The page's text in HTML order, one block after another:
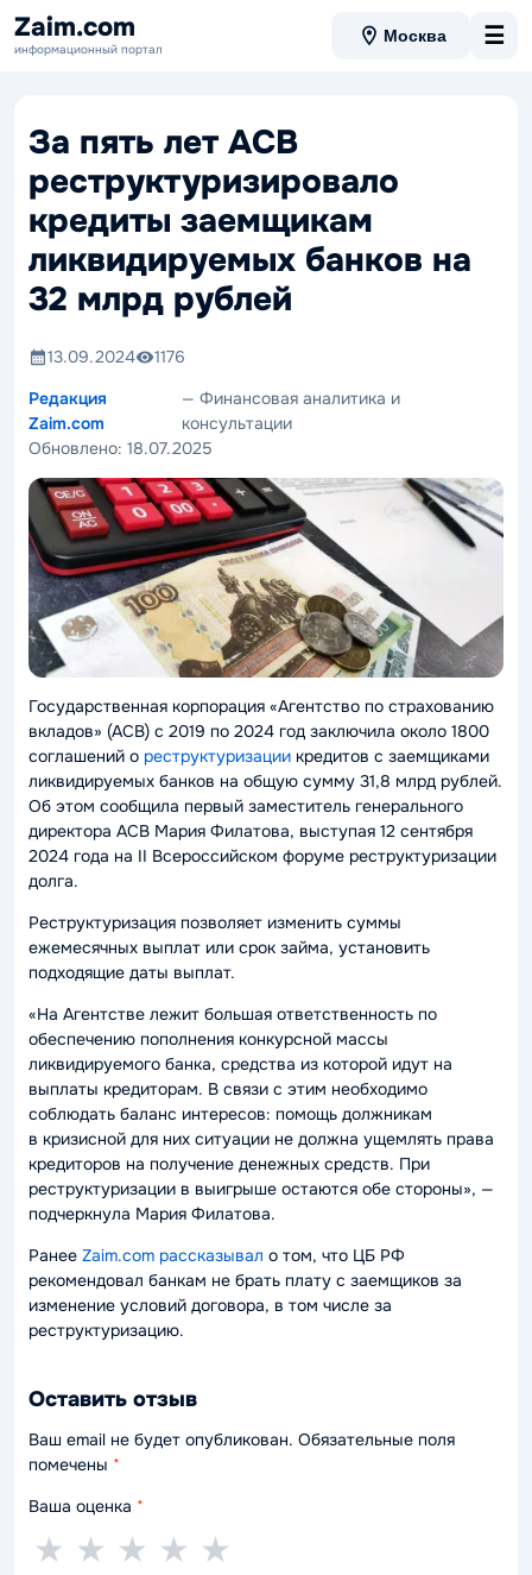
Zaim.com
информационный портал
Москва ☰
За пять лет АСВ
реструктуризировало
кредиты заемщикам
ликвидируемых банков на
32 млрд рублей
13.09.2024
1176
Редакция
Zaim.com
— Финансовая аналитика и
консультации
Обновлено: 18.07.2025
Государственная корпорация «Агентство по страхованию
вкладов» (АСВ) с 2019 по 2024 год заключила около 1800
соглашений о реструктуризации кредитов с заемщиками
ликвидируемых банков на общую сумму 31,8 млрд рублей.
Об этом сообщила первый заместитель генерального
директора АСВ Мария Филатова, выступая 12 сентября
2024 года на II Всероссийском форуме реструктуризации
долга.
Реструктуризация позволяет изменить суммы
ежемесячных выплат или срок займа, установить
подходящие даты выплат.
«На Агентстве лежит большая ответственность по
обеспечению пополнения конкурсной массы
ликвидируемого банка, средства из которой идут на
выплаты кредиторам. В связи с этим необходимо
соблюдать баланс интересов: помощь должникам
в кризисной для них ситуации не должна ущемлять права
кредиторов на получение денежных средств. При
реструктуризации в выигрыше остаются обе стороны», —
подчеркнула Мария Филатова.
Ранее Zaim.com рассказывал о том, что ЦБ РФ
рекомендовал банкам не брать плату с заемщиков за
изменение условий договора, в том числе за
реструктуризацию.
Оставить отзыв
Ваш email не будет опубликован. Обязательные поля
помечены *
Ваша оценка *
5
★
4
★
3
★
2
★
1
★